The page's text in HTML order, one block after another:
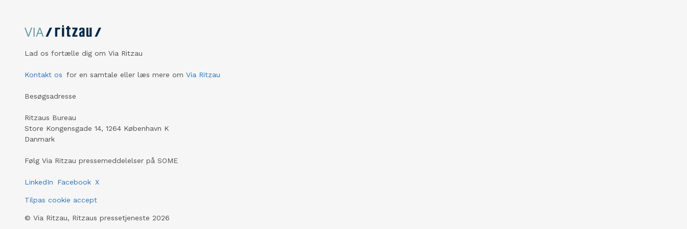
Lad os fortælle dig om Via Ritzau
Kontakt os for en samtale eller læs mere om Via Ritzau
Besøgsadresse
Ritzaus Bureau
Store Kongensgade 14, 1264 København K
Danmark
Følg Via Ritzau pressemeddelelser på SOME
LinkedIn Facebook X
Tilpas cookie accept
© Via Ritzau, Ritzaus pressetjeneste 2026